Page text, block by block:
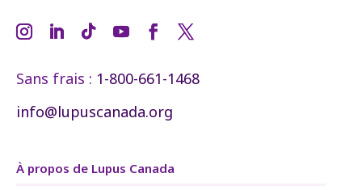
Sans frais : 1-800-661-1468
info@lupuscanada.org
À propos de Lupus Canada